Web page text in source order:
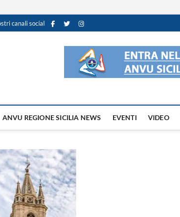
canali social
ANVU REGIONE SICILIA NEWS EVENTI VIDEO